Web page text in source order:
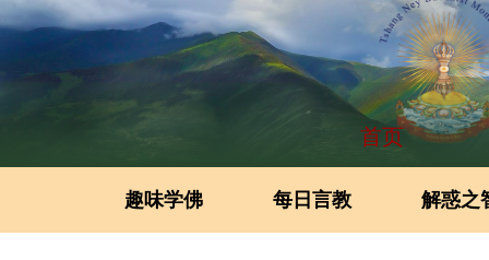
首页
趣味学佛 每日言教 解惑之